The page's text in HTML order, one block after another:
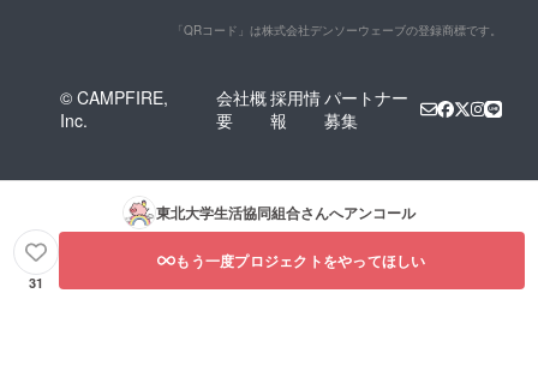
「QRコード」は株式会社デンソーウェーブの登録商標です。
© CAMPFIRE,
Inc.
会社概
要
採用情
報
パートナー
募集
東北大学生活協同組合さんへアンコール
31
もう一度プロジェクトをやってほしい